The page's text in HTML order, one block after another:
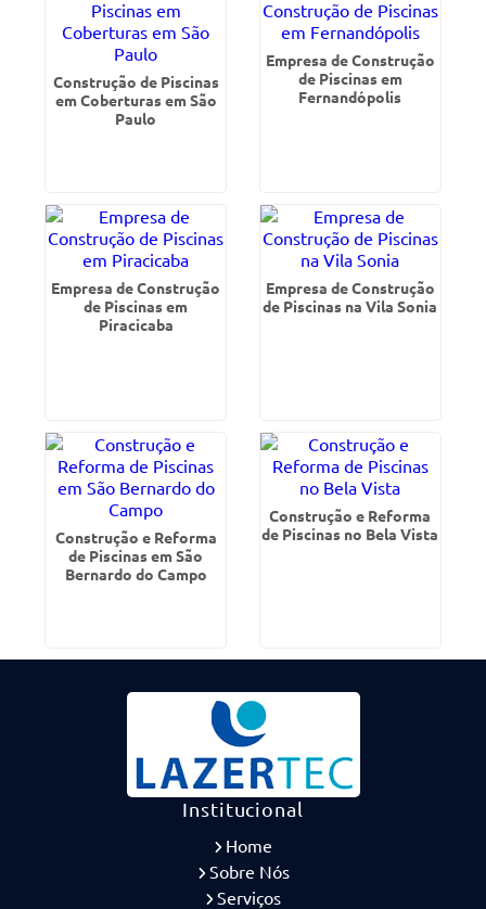
Construção de Piscinas
em Coberturas em São
Paulo
Empresa de Construção
de Piscinas em
Fernandópolis
Empresa de Construção
de Piscinas em
Piracicaba
Empresa de Construção
de Piscinas na Vila Sonia
Construção e Reforma
de Piscinas em São
Bernardo do Campo
Construção e Reforma
de Piscinas no Bela Vista
Institucional
Home
Sobre Nós
Serviços